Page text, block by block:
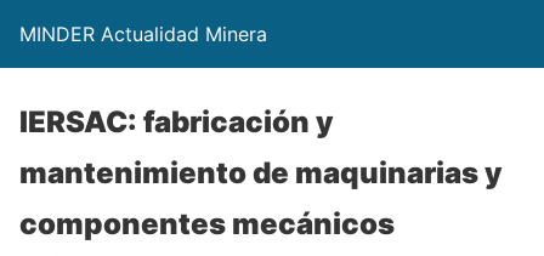
MINDER Actualidad Minera
IERSAC: fabricación y
mantenimiento de maquinarias y
componentes mecánicos